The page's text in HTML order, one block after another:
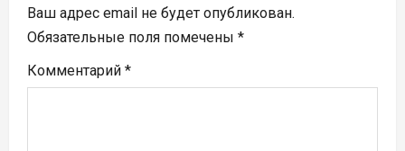
п
о
з
Ваш адрес email не будет опубликован.
Обязательные поля помечены *
Комментарий *